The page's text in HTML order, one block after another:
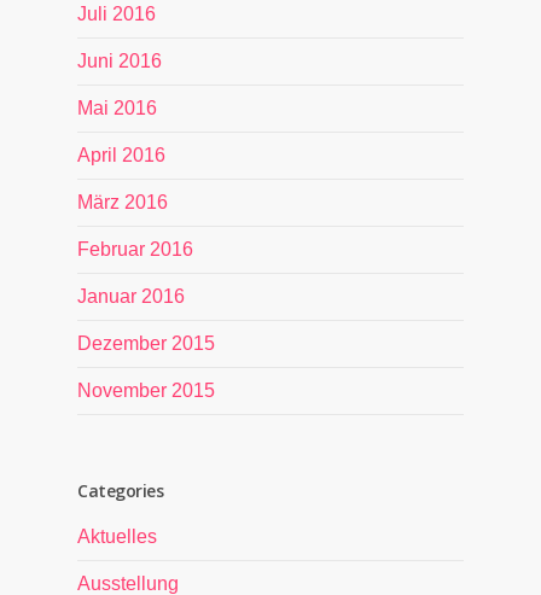
Juli 2016
Juni 2016
Mai 2016
April 2016
März 2016
Februar 2016
Januar 2016
Dezember 2015
November 2015
Categories
Aktuelles
Ausstellung